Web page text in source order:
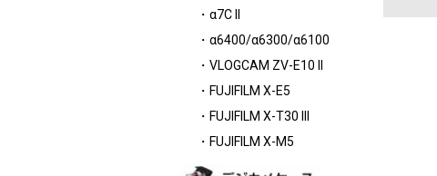
・α7C II
・α6400/α6300/α6100
・VLOGCAM ZV-E10 II
・FUJIFILM X-E5
・FUJIFILM X-T30 III
・FUJIFILM X-M5